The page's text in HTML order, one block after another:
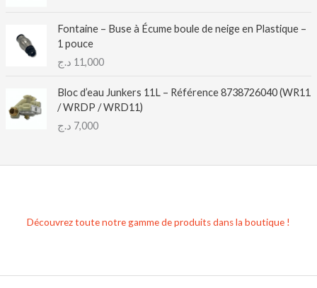
Fontaine – Buse à Écume boule de neige en Plastique –
1 pouce
11,000 د.ج
Bloc d’eau Junkers 11L – Référence 8738726040 (WR11
/ WRDP / WRD11)
7,000 د.ج
Découvrez toute notre gamme de produits dans la boutique !